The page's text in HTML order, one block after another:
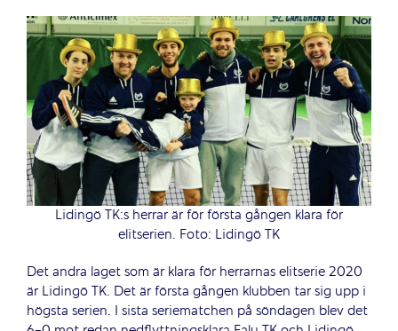
Lidingö TK:s herrar är för första gången klara för
elitserien. Foto: Lidingö TK
Det andra laget som är klara för herrarnas elitserie 2020
är Lidingö TK. Det är första gången klubben tar sig upp i
högsta serien. I sista seriematchen på söndagen blev det